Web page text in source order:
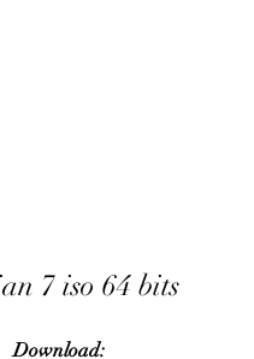
7 iso 64 bits